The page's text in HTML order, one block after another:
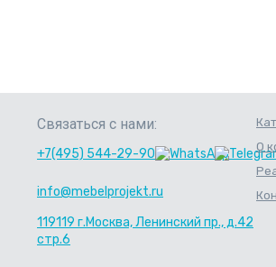
Связаться с нами:
+7(495) 544-29-90
info@mebelprojekt.ru
119119 г.Москва, Ленинский пр., д.42
стр.6
О